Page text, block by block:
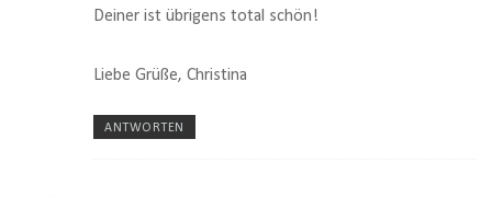
Deiner ist übrigens total schön!
Liebe Grüße, Christina
ANTWORTEN